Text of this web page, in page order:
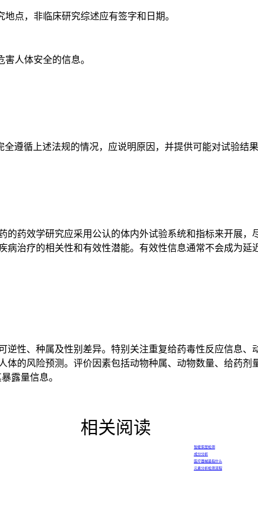
点，非临床研究综述应有签字和日期。
人体安全的信息。
循上述法规的情况，应说明原因，并提供可能对试验结果
效学研究应采用公认的体内外试验系统和指标来开展，
治疗的相关性和有效性潜能。有效性信息通常不会成为
、种属及性别差异。特别关注重复给药毒性反应信息、
的风险预测。评价因素包括动物种属、动物数量、给药
露量信息。
相关阅读
智能家居检测
成分分析
医疗器械是指什么
元素分析检测流程